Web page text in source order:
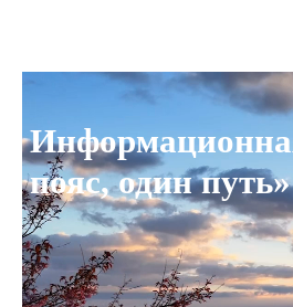
пояс, один путь»